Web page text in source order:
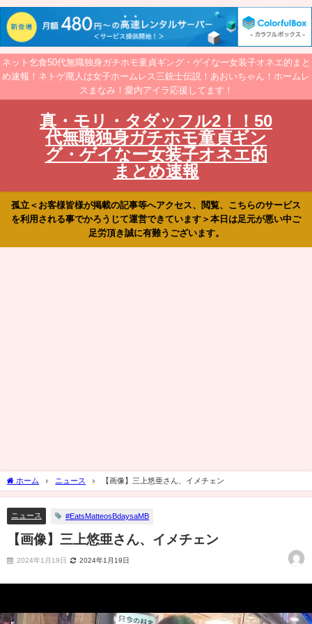
ネット乞食50代無職独身ガチホモ童貞ギング・ゲイなー女装子オネエ的まと
め速報！ネトゲ廃人は女子ホームレス三銃士伝説！あおいちゃん！ホームレ
スまなみ！愛内アイラ応援してます！
真・モリ・タダッフル2！！50
代無職独身ガチホモ童貞ギン
グ・ゲイなー女装子オネエ的
まとめ速報
孤立＜お客様皆様が掲載の記事等へアクセス、閲覧、こちらのサービス
を利用される事でかろうじて運営できています＞本日は足元が悪い中ご
足労頂き誠に有難うございます。
ホーム ニュース 【画像】三上悠亜さん、イメチェン
ニュース #EatsMatteosBdaysaMB
【画像】三上悠亜さん、イメチェン
2024年1月19日 2024年1月19日